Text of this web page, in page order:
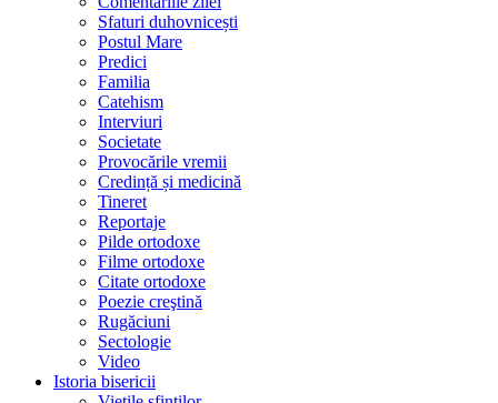
Sfaturi duhovnicești
Postul Mare
Predici
Familia
Catehism
Interviuri
Societate
Provocările vremii
Credință și medicină
Tineret
Reportaje
Pilde ortodoxe
Filme ortodoxe
Citate ortodoxe
Poezie creştină
Rugăciuni
Sectologie
Video
Istoria bisericii